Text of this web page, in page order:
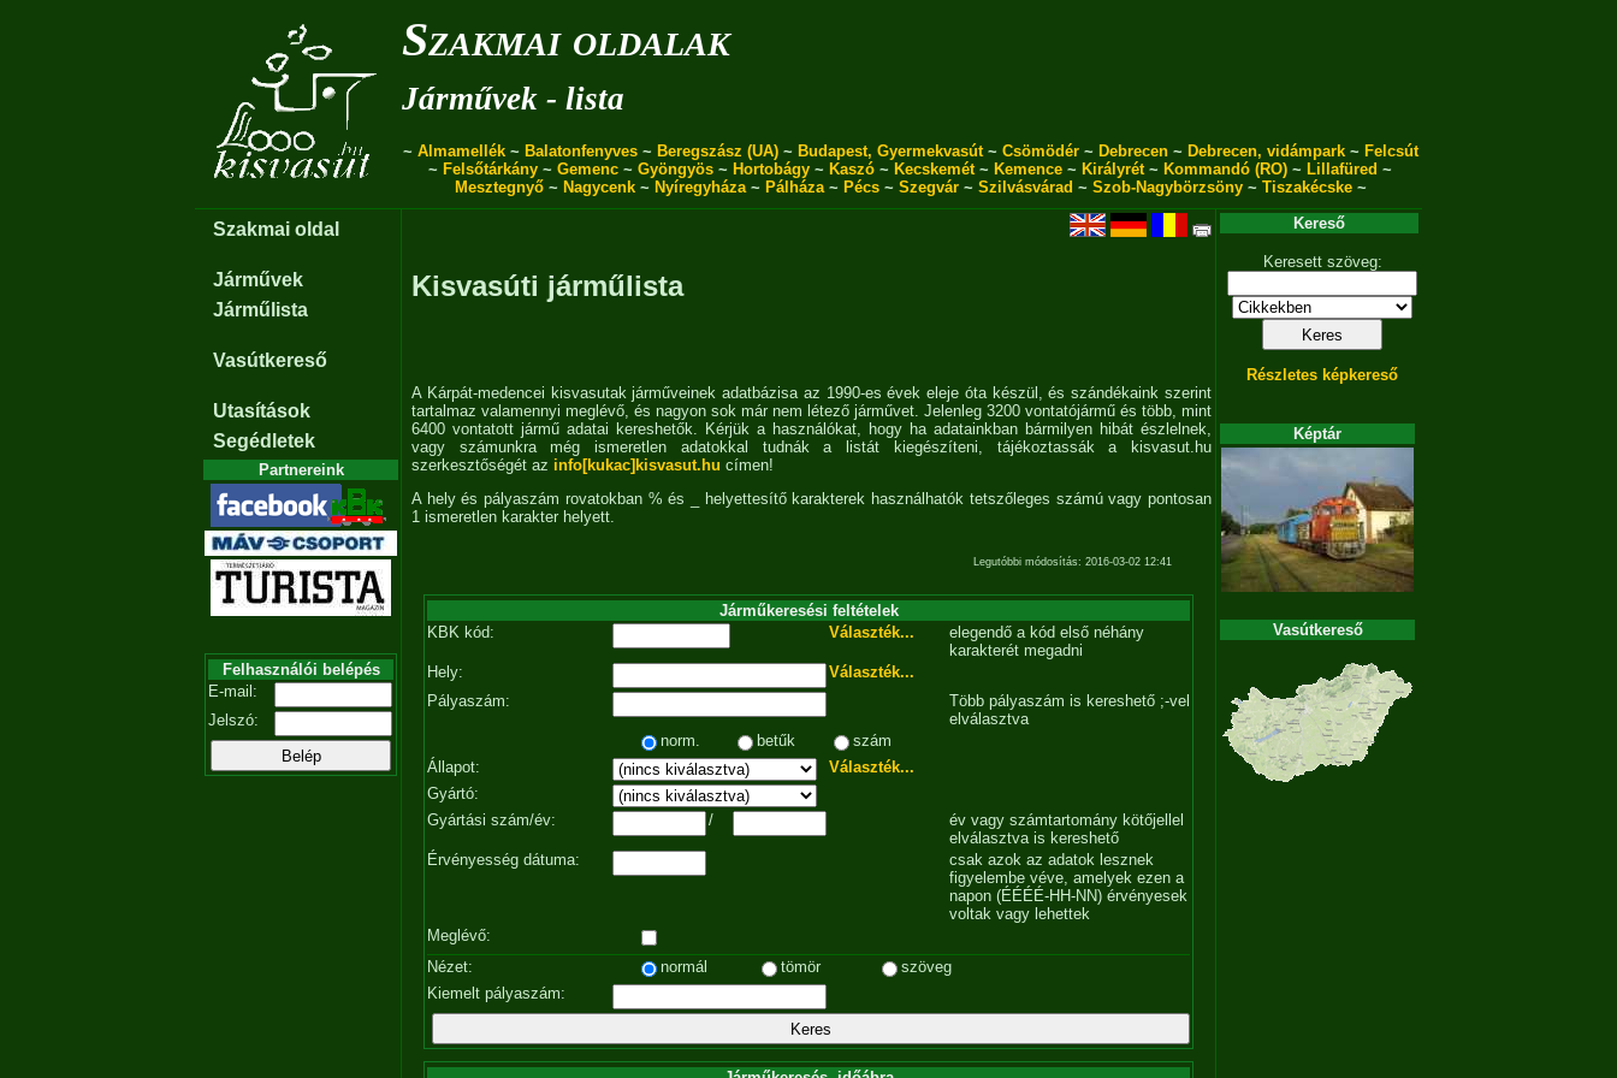
Szakmai oldalak
Járművek - lista
~ Almamellék~ Balatonfenyves~ Beregszász (UA)~ Budapest, Gyermekvasút~ Csömödér~ Debrecen~ Debrecen, vidámpark~ Felcsút
~ Felsőtárkány ~ Gemenc ~ Gyöngyös ~ Hortobágy ~ Kaszó ~ Kecskemét~ Kemence ~ Királyrét~ Kommandó (RO) ~ Lillafüred ~
Mesztegnyő~ Nagycenk~ Nyíregyháza~ Pálháza~ Pécs~ Szegvár~ Szilvásvárad ~ Szob-Nagybörzsöny~ Tiszakécske~
Szakmai oldal
Járművek
Járműlista
Vasútkereső
Utasítások
Segédletek
Partnereink
Felhasználói belépés
E-mail:
Jelszó:
Kisvasúti járműlista
A Kárpát-medencei kisvasutak járműveinek adatbázisa az 1990-es évek eleje óta készül, és szándékaink szerint
tartalmaz valamennyi meglévő, és nagyon sok már nem létező járművet. Jelenleg 3200 vontatójármű és több, mint
6400 vontatott jármű adatai kereshetők. Kérjük a használókat, hogy ha adatainkban bármilyen hibát észlelnek,
vagy számunkra még ismeretlen adatokkal tudnák a listát kiegészíteni, tájékoztassák a kisvasut.hu
szerkesztőségét az info[kukac]kisvasut.hu címen!
A hely és pályaszám rovatokban % és _ helyettesítő karakterek használhatók tetszőleges számú vagy pontosan
1 ismeretlen karakter helyett.
Legutóbbi módosítás: 2016-03-02 12:41
Járműkeresési feltételek
KBK kód:
Választék...
elegendő a kód első néhány
karakterét megadni
Hely:
Választék...
Pályaszám:
Több pályaszám is kereshető ;-vel
elválasztva
norm.
betűk
szám
Állapot:
Választék...
Gyártó:
Gyártási szám/év:
/
év vagy számtartomány kötőjellel
elválasztva is kereshető
Érvényesség dátuma:
csak azok az adatok lesznek
figyelembe véve, amelyek ezen a
napon (ÉÉÉÉ-HH-NN) érvényesek
voltak vagy lehettek
Meglévő:
Nézet:
normál tömör
szöveg
Kiemelt pályaszám:
Kereső
Keresett szöveg:
Részletes képkereső
Képtár
Vasútkereső